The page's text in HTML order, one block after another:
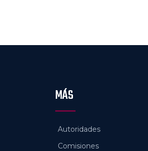
MÁS
Autoridades
Comisiones